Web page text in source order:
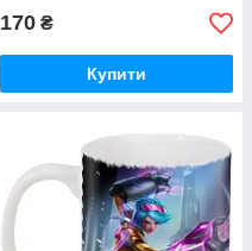
170 ₴
Купити